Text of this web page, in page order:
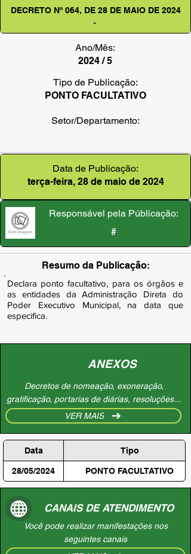
DECRETO Nº 064, DE 28 DE MAIO DE 2024
-
Ano/Mês:
2024 / 5
Tipo de Publicação:
PONTO FACULTATIVO
Setor/Departamento:
Data de Publicação:
terça-feira, 28 de maio de 2024
Responsável pela Públicação:
#
Resumo da Publicação:
Declara ponto facultativo, para os órgãos e
as entidades da Administração Direta do
Poder Executivo Municipal, na data que
especifica.
ANEXOS
Decretos de nomeação, exoneração,
gratificação, portarias de diárias, resoluções...
VER MAIS
Data Tipo
28/05/2024 PONTO FACULTATIVO
CANAIS DE ATENDIMENTO
Você pode realizar manifestações nos
seguintes canais